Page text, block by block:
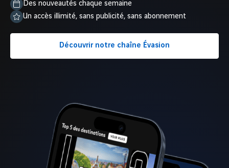
Des nouveautés chaque semaine
Un accès illimité, sans publicité, sans abonnement
Découvrir notre chaîne Évasion